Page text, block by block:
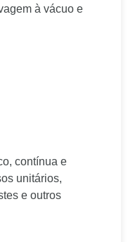
à vácuo e
contínua e
unitários,
e outros